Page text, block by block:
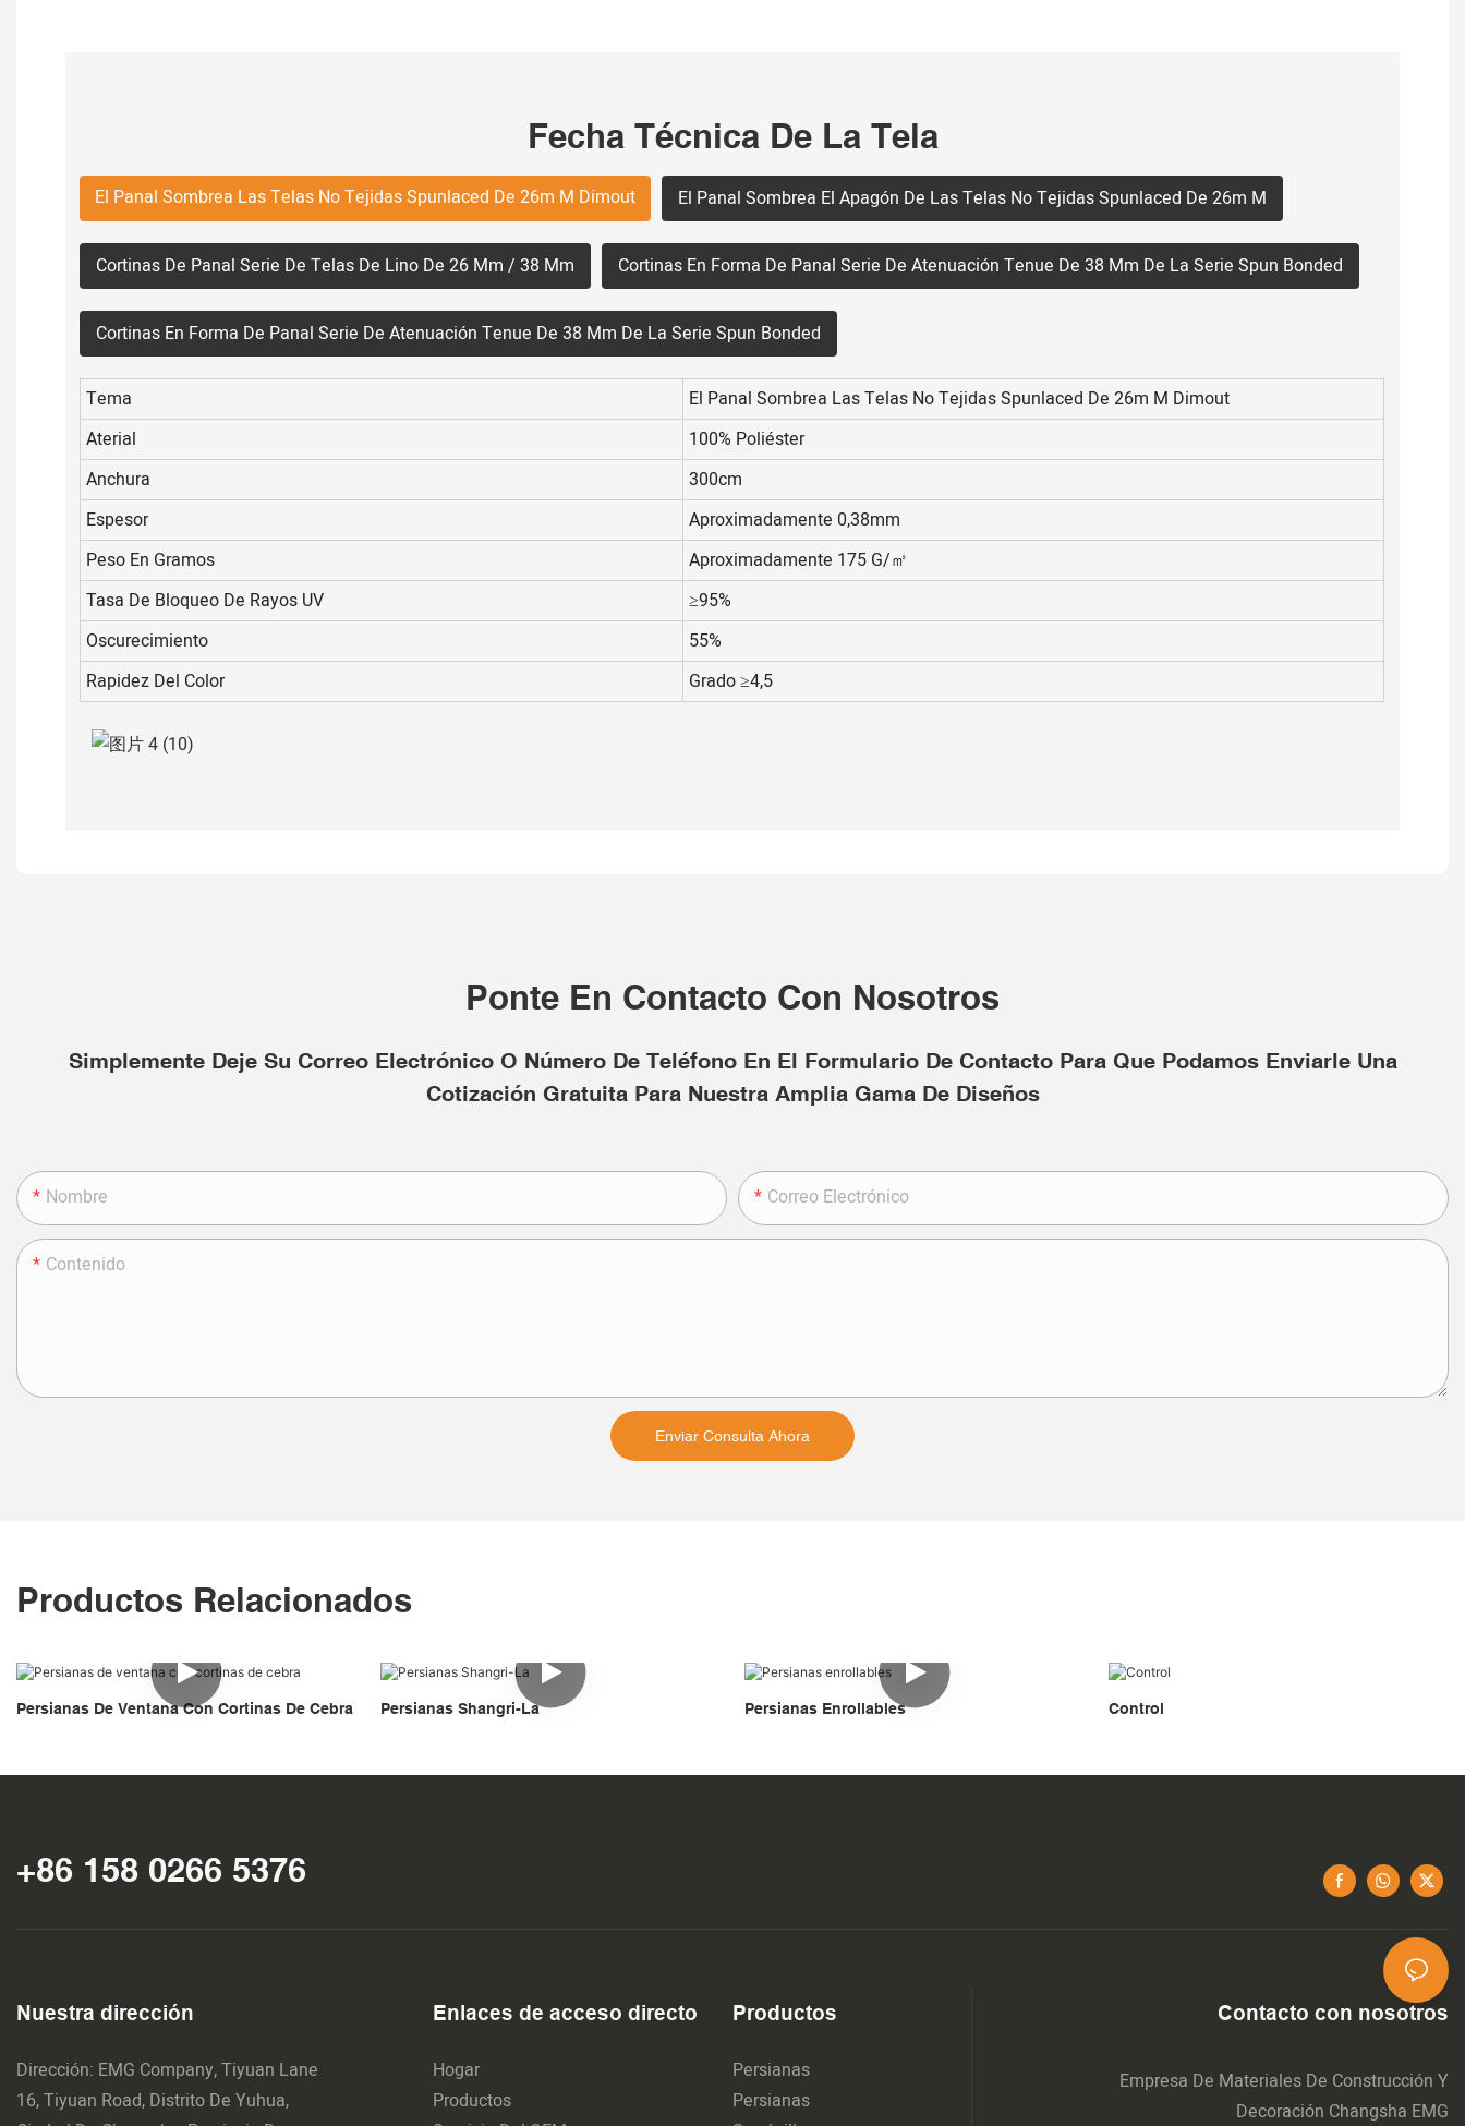
Fecha Técnica De La Tela
El Panal Sombrea Las Telas No Tejidas Spunlaced De 26m M Dimout El Panal Sombrea El Apagón De Las Telas No Tejidas Spunlaced De 26m M
Cortinas De Panal Serie De Telas De Lino De 26 Mm / 38 Mm Cortinas En Forma De Panal Serie De Atenuación Tenue De 38 Mm De La Serie Spun Bonded
Cortinas En Forma De Panal Serie De Atenuación Tenue De 38 Mm De La Serie Spun Bonded
Tema
El Panal Sombrea Las Telas No Tejidas Spunlaced De 26m M Dimout
Aterial
100% Poliéster
Anchura
300cm
Espesor
Aproximadamente 0,38mm
Peso En Gramos
Aproximadamente 175 G/㎡
Tasa De Bloqueo De Rayos UV
≥95%
Oscurecimiento
55%
Rapidez Del Color
Grado ≥4,5
Ponte En Contacto Con Nosotros
Simplemente Deje Su Correo Electrónico O Número De Teléfono En El Formulario De Contacto Para Que Podamos Enviarle Una
Cotización Gratuita Para Nuestra Amplia Gama De Diseños
Nombre Correo Electrónico
Contenido
Enviar Consulta Ahora
Productos Relacionados
Persianas De Ventana Con Cortinas De Cebra Persianas Shangri-La Persianas Enrollables Control
+86 158 0266 5376
Nuestra dirección
Dirección: EMG Company, Tiyuan Lane
16, Tiyuan Road, Distrito De Yuhua,
Enlaces de acceso directo
Hogar
Productos
Productos
Persianas
Persianas
Contacto con nosotros
Empresa De Materiales De Construcción Y
Decoración Changsha EMG